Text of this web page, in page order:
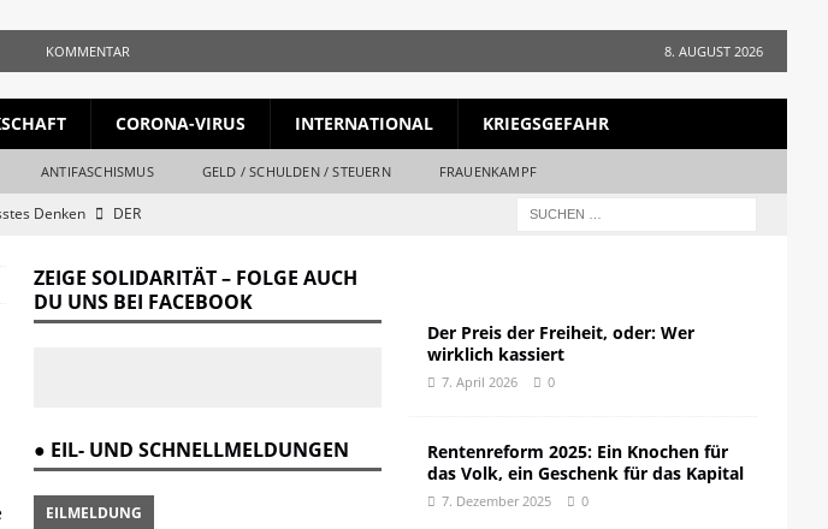
KOMMENTAR 8. AUGUST 2026
CORONA-VIRUS INTERNATIONAL KRIEGSGEFAHR
ANTIFASCHISMUS GELD / SCHULDEN / STEUERN FRAUENKAMPF
Denken
DER
hinter der Lüge
DER
ZEIGE SOLIDARITÄT – FOLGE AUCH
DU UNS BEI FACEBOOK
● EIL- UND SCHNELLMELDUNGEN
EILMELDUNG
Der Preis der Freiheit, oder: Wer
wirklich kassiert
7. April 2026 0
Rentenreform 2025: Ein Knochen für
das Volk, ein Geschenk für das Kapital
7. Dezember 2025 0